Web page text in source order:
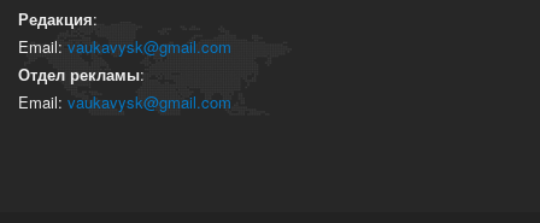
Редакция:
Email: vaukavysk@gmail.com
Отдел рекламы:
Email: vaukavysk@gmail.com